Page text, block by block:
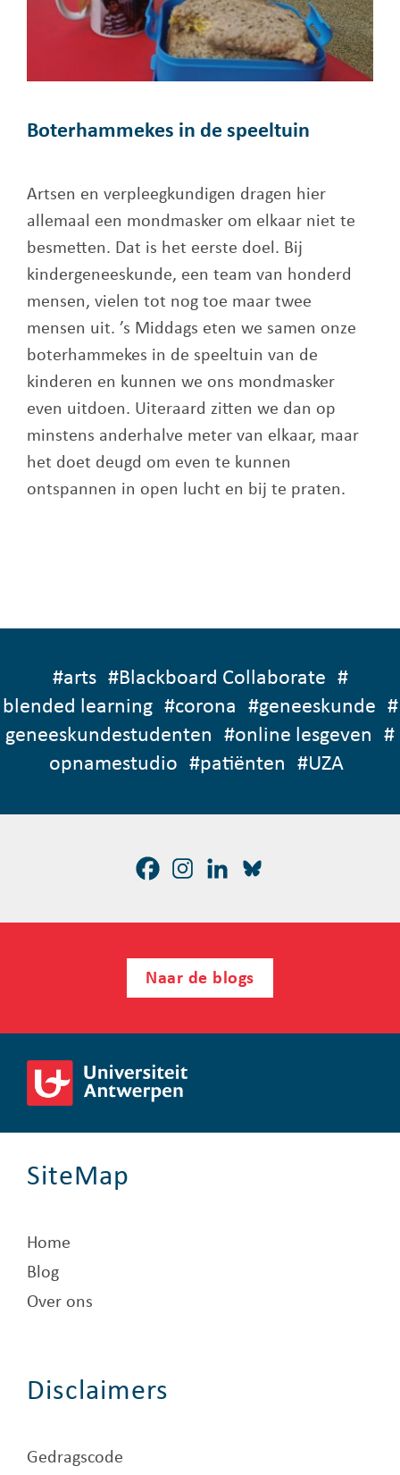
Boterhammekes in de speeltuin
Artsen en verpleegkundigen dragen hier
allemaal een mondmasker om elkaar niet te
besmetten. Dat is het eerste doel. Bij
kindergeneeskunde, een team van honderd
mensen, vielen tot nog toe maar twee
mensen uit. ’s Middags eten we samen onze
boterhammekes in de speeltuin van de
kinderen en kunnen we ons mondmasker
even uitdoen. Uiteraard zitten we dan op
minstens anderhalve meter van elkaar, maar
het doet deugd om even te kunnen
ontspannen in open lucht en bij te praten.
#arts #Blackboard Collaborate #
blended learning #corona #geneeskunde #
geneeskundestudenten
#online lesgeven
#
opnamestudio #patiënten #UZA
Naar de blogs
SiteMap
Home
Blog
Over ons
Disclaimers
Gedragscode